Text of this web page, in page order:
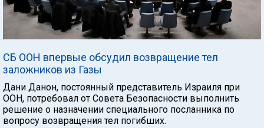
СБ ООН впервые обсудил возвращение тел
заложников из Газы
Дани Данон, постоянный представитель Израиля при
ООН, потребовал от Совета Безопасности выполнить
решение о назначении специального посланника по
вопросу возвращения тел погибших.